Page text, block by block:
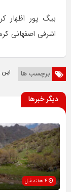
بیگ پور اظهار
اشرفی اصفهانی
برچسب ها
دیگر خبرها
4 هفته قبل